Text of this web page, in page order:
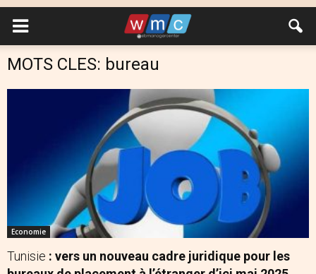
MOTS CLES: bureau
Economie
Tunisie : vers un nouveau cadre juridique pour les